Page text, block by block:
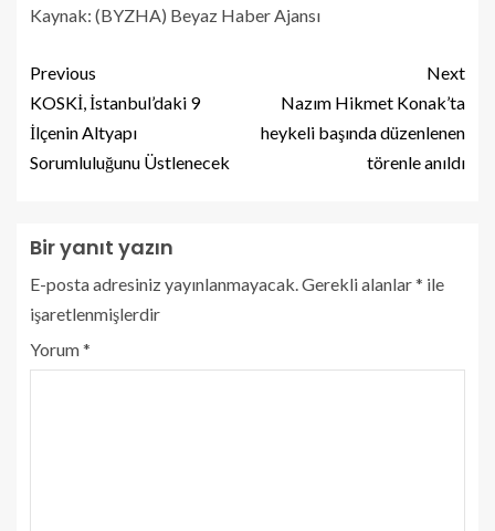
Kaynak: (BYZHA) Beyaz Haber Ajansı
Previous
KOSKİ, İstanbul’daki 9
İlçenin Altyapı
Sorumluluğunu Üstlenecek
Next
Nazım Hikmet Konak’ta
heykeli başında düzenlenen
törenle anıldı
Bir yanıt yazın
E-posta adresiniz yayınlanmayacak. Gerekli alanlar* ile
işaretlenmişlerdir
Yorum*